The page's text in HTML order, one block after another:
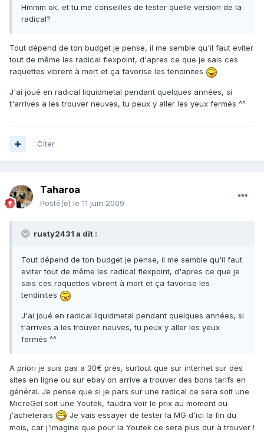
Hmmm ok, et tu me conseilles de tester quelle version de la
radical?
Tout dépend de ton budget je pense, il me semble qu'il faut eviter
tout de même les radical flexpoint, d'apres ce que je sais ces
raquettes vibrent à mort et ça favorise les tendinites
J'ai joué en radical liquidmetal pendant quelques années, si
t'arrives a les trouver neuves, tu peux y aller les yeux fermés ^^
Citer
Taharoa
Posté(e) le 11 juin 2009
rusty2431 a dit :
Tout dépend de ton budget je pense, il me semble qu'il faut
eviter tout de même les radical flexpoint, d'apres ce que je
sais ces raquettes vibrent à mort et ça favorise les
tendinites
J'ai joué en radical liquidmetal pendant quelques années, si
t'arrives a les trouver neuves, tu peux y aller les yeux
fermés ^^
A priori je suis pas a 30€ près, surtout que sur internet sur des
sites en ligne ou sur ebay on arrive a trouver des bons tarifs en
général. Je pense que si je pars sur une radical ce sera soit une
MicroGel soit une Youtek, faudra voir le prix au moment ou
j'acheterais
Je vais essayer de tester la MG d'ici la fin du
mois, car j'imagine que pour la Youtek ce sera plus dur à trouver !